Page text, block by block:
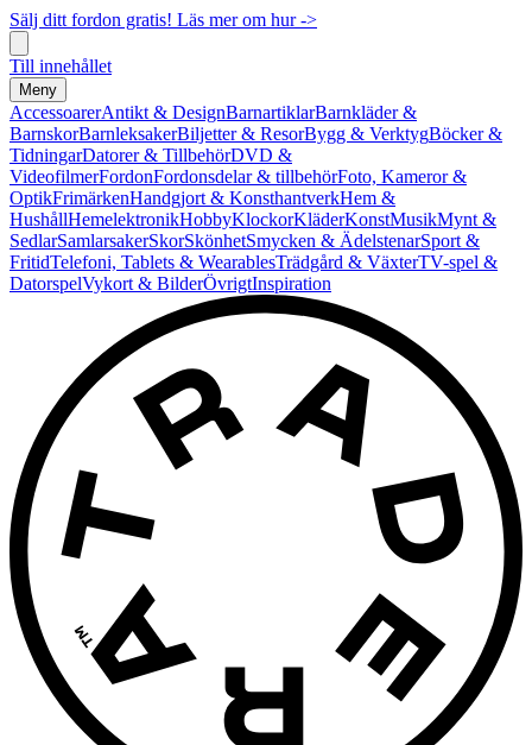
Sälj ditt fordon gratis! Läs mer om hur ->
Till innehållet
Meny
AccessoarerAntikt & DesignBarnartiklarBarnkläder &
BarnskorBarnleksakerBiljetter & ResorBygg & VerktygBöcker &
TidningarDatorer & TillbehörDVD &
VideofilmerFordonFordonsdelar & tillbehörFoto, Kameror &
OptikFrimärkenHandgjort & KonsthantverkHem &
HushållHemelektronikHobbyKlockorKläderKonstMusikMynt &
SedlarSamlarsakerSkorSkönhetSmycken & ÄdelstenarSport &
FritidTelefoni, Tablets & WearablesTrädgård & VäxterTV-spel &
DatorspelVykort & BilderÖvrigtInspiration